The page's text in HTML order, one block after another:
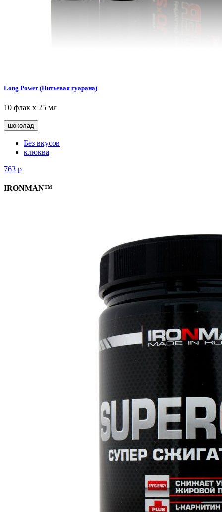
Long Power (Питьевая гуарана)
10 флак х 25 мл
шоколад
Без вкусов
клюква
763 р
IRONMAN™